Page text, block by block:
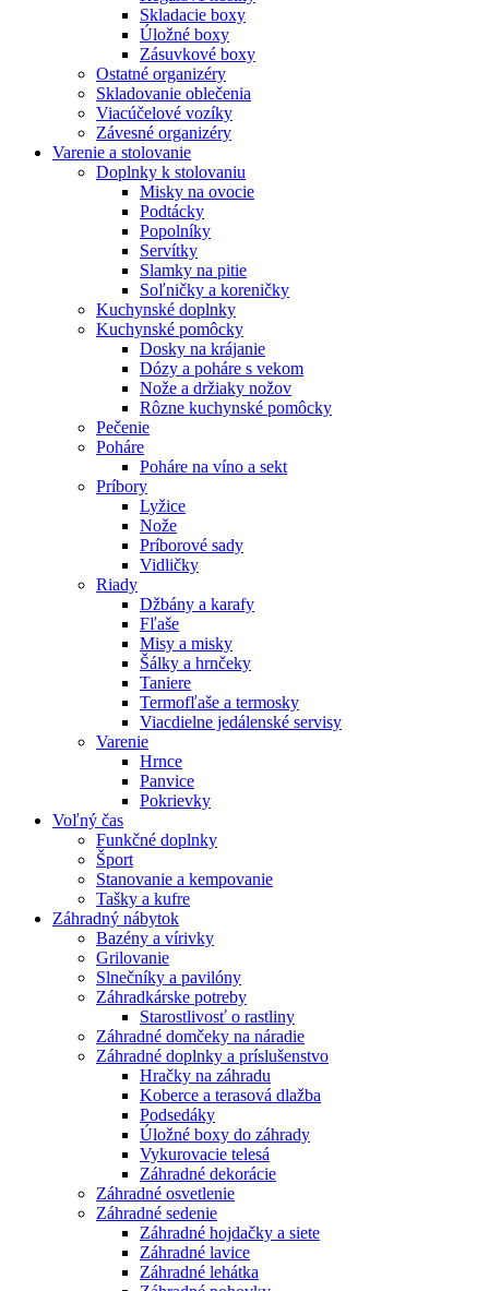
Skladacie boxy
Úložné boxy
Zásuvkové boxy
Ostatné organizéry
Skladovanie oblečenia
Viacúčelové vozíky
Závesné organizéry
Varenie a stolovanie
Doplnky k stolovaniu
Misky na ovocie
Podtácky
Popolníky
Servítky
Slamky na pitie
Soľničky a koreničky
Kuchynské doplnky
Kuchynské pomôcky
Dosky na krájanie
Dózy a poháre s vekom
Nože a držiaky nožov
Rôzne kuchynské pomôcky
Pečenie
Poháre
Poháre na víno a sekt
Príbory
Lyžice
Nože
Príborové sady
Vidličky
Riady
Džbány a karafy
Fľaše
Misy a misky
Šálky a hrnčeky
Taniere
Termofľaše a termosky
Viacdielne jedálenské servisy
Varenie
Hrnce
Panvice
Pokrievky
Voľný čas
Funkčné doplnky
Šport
Stanovanie a kempovanie
Tašky a kufre
Záhradný nábytok
Bazény a vírivky
Grilovanie
Slnečníky a pavilóny
Záhradkárske potreby
Starostlivosť o rastliny
Záhradné domčeky na náradie
Záhradné doplnky a príslušenstvo
Hračky na záhradu
Koberce a terasová dlažba
Podsedáky
Úložné boxy do záhrady
Vykurovacie telesá
Záhradné dekorácie
Záhradné osvetlenie
Záhradné sedenie
Záhradné hojdačky a siete
Záhradné lavice
Záhradné lehátka